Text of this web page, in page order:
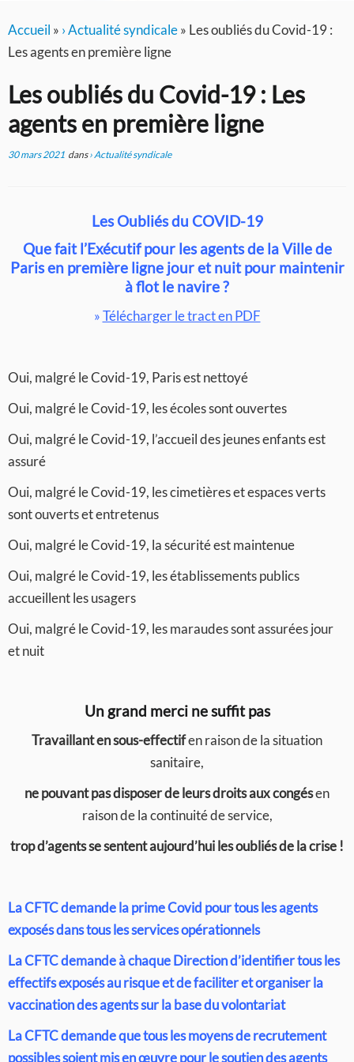
Accueil » › Actualité syndicale» Les oubliés du Covid-19 :
Les agents en première ligne
Les oubliés du Covid-19 : Les
agents en première ligne
30 mars 2021 dans› Actualité syndicale
Les Oubliés du COVID-19
Que fait l’Exécutif pour les agents de la Ville de
Paris en première ligne jour et nuit pour maintenir
à flot le navire ?
»Télécharger le tract en PDF
Oui, malgré le Covid-19, Paris est nettoyé
Oui, malgré le Covid-19, les écoles sont ouvertes
Oui, malgré le Covid-19, l’accueil des jeunes enfants est
assuré
Oui, malgré le Covid-19, les cimetières et espaces verts
sont ouverts et entretenus
Oui, malgré le Covid-19, la sécurité est maintenue
Oui, malgré le Covid-19, les établissements publics
accueillent les usagers
Oui, malgré le Covid-19, les maraudes sont assurées jour
et nuit
Un grand merci ne suffit pas
Travaillant en sous-effectifen raison de la situation
sanitaire,
ne pouvant pas disposer de leurs droits aux congésen
raison de la continuité de service,
trop d’agents se sentent aujourd’hui les oubliés de la crise !
La CFTC demande la prime Covid pour tous les agents
exposés dans tous les services opérationnels
La CFTC demande à chaque Direction d’identifier tous les
effectifs exposés au risque et de faciliter et organiser la
vaccination des agents sur la base du volontariat
La CFTC demande que tous les moyens de recrutement
possibles soient mis en œuvre pour le soutien des agents